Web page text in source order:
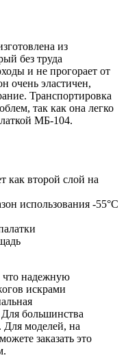
из
без труда
и не прогорает от
очень эластичен,
Транспортировка
так как она легко
МБ-104.
как второй слой на
использования -55°С
что надежную
искрами
большинства
моделей, на
заказать это